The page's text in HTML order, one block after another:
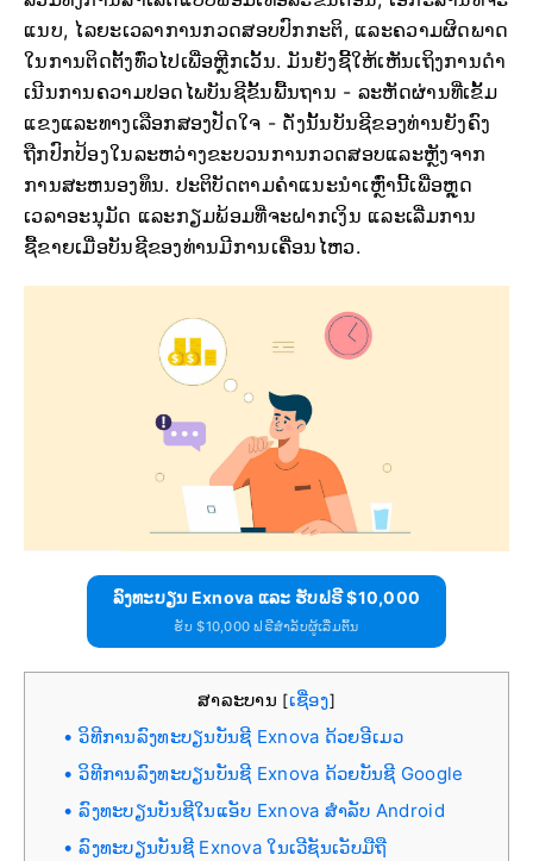
ແນບ, ໄລຍະເວລາການກວດສອບປົກກະຕິ, ແລະຄວາມຜິດພາດ
ໃນການຕິດຕັ້ງທົ່ວໄປເພື່ອຫຼີກເວັ້ນ. ມັນຍັງຊີ້ໃຫ້ເຫັນເຖິງການດໍາ
ເນີນການຄວາມປອດໄພບັນຊີຂັ້ນພື້ນຖານ - ລະຫັດຜ່ານທີ່ເຂັ້ມ
ແຂງແລະທາງເລືອກສອງປັດໃຈ - ດັ່ງນັ້ນບັນຊີຂອງທ່ານຍັງຄົງ
ຖືກປົກປ້ອງໃນລະຫວ່າງຂະບວນການກວດສອບແລະຫຼັງຈາກ
ການສະຫນອງທຶນ. ປະຕິບັດຕາມຄຳແນະນຳເຫຼົ່ານີ້ເພື່ອຫຼຸດ
ເວລາອະນຸມັດ ແລະກຽມພ້ອມທີ່ຈະຝາກເງິນ ແລະເລີ່ມການ
ຊື້ຂາຍເມື່ອບັນຊີຂອງທ່ານມີການເຄື່ອນໄຫວ.
ລົງທະບຽນ Exnova ແລະ ຮັບຟຣີ $10,000
ຮັບ $10,000 ຟຣີສຳລັບຜູ້ເລີ່ມຕົ້ນ
ສາລະບານ [ເຊື່ອງ]
ວິທີການລົງທະບຽນບັນຊີ Exnova ດ້ວຍອີເມວ
ວິທີການລົງທະບຽນບັນຊີ Exnova ດ້ວຍບັນຊີ Google
ລົງທະບຽນບັນຊີໃນແອັບ Exnova ສຳລັບ Android
ລົງທະບຽນບັນຊີ Exnova ໃນເວີຊັນເວັບມືຖື